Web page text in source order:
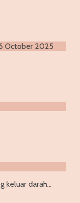
October 2025
keluar darah…